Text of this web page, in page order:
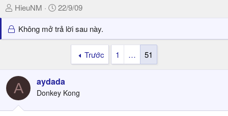
T
r
e
a
r
HieuNM
N
à
y
22/9/09
Không mở trả lời sau này.
Trước 1 … 51
A aydada
Donkey Kong